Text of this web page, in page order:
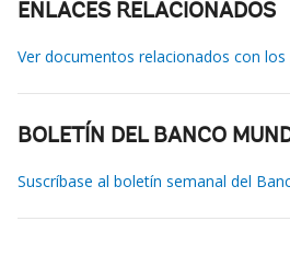
ENLACES RELACIONADOS
Ver documentos relacionados con
BOLETÍN DEL BANCO
Suscríbase al boletín semanal del